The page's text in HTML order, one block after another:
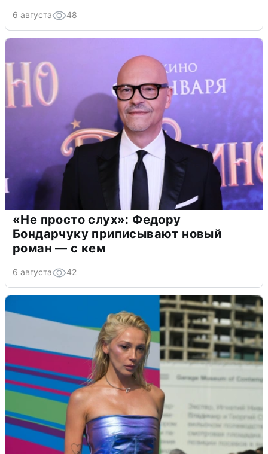
6 августа 48
«Не просто слух»: Федору
Бондарчуку приписывают новый
роман — с кем
6 августа 42